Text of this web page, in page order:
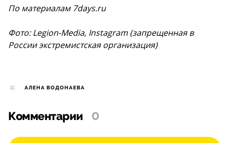
По материалам 7days.ru
Фото: Legion-Media, Instagram (запрещенная в
России экстремистская организация)
АЛЕНА ВОДОНАЕВА
Комментарии 0